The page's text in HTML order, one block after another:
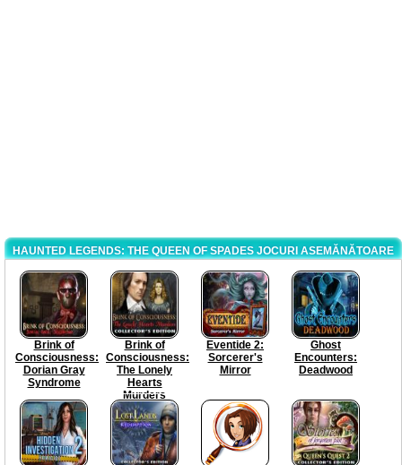
HAUNTED LEGENDS: THE QUEEN OF SPADES JOCURI ASEMĂNĂTOARE
Brink of
Consciousness:
Dorian Gray
Syndrome
Brink of
Consciousness:
The Lonely
Hearts
Murders
Collector's
Edition
Eventide 2:
Sorcerer's
Mirror
Ghost
Encounters:
Deadwood